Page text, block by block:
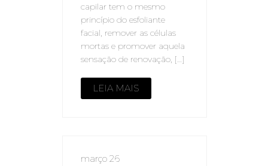
capilar tem o mesmo
princípio do esfoliante
facial, remover as células
mortas e promover aquela
sensação de renovação, […]
LEIA MAIS
março 26